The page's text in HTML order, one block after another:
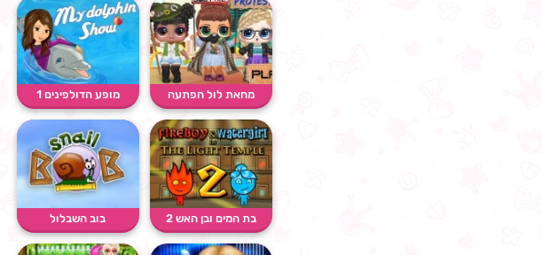
מחאת לול הפתעה מופע הדולפינים 1
בת המים ובן האש 2 בוב השבלול